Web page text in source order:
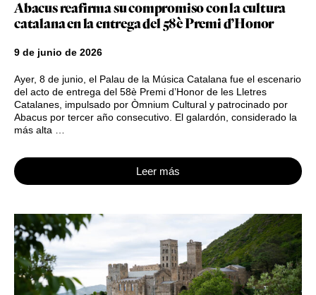
Abacus reafirma su compromiso con la cultura
catalana en la entrega del 58è Premi d’Honor
9 de junio de 2026
Ayer, 8 de junio, el Palau de la Música Catalana fue el escenario
del acto de entrega del 58è Premi d’Honor de les Lletres
Catalanes, impulsado por Òmnium Cultural y patrocinado por
Abacus por tercer año consecutivo. El galardón, considerado la
más alta …
Leer más